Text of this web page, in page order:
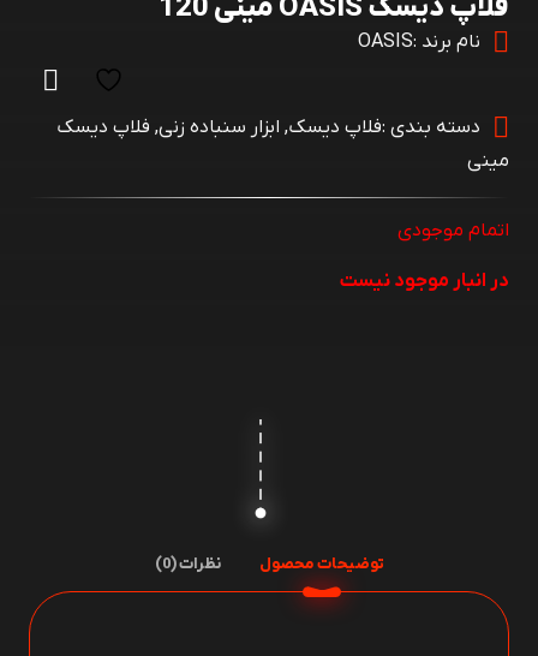
فلاپ دیسک OASIS مینی 120
نام برند :OASIS
دسته بندی :فلاپ دیسک, ابزار سنباده زنی, فلاپ دیسک
مینی
در انبار موجود نیست
اتمام موجودی
توضیحات محصول نظرات (0)